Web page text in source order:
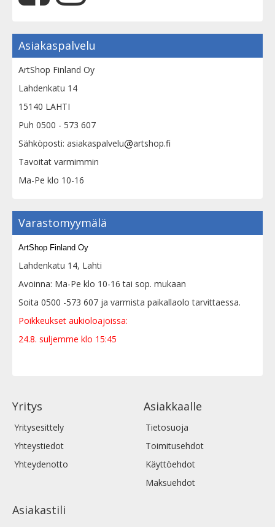
Asiakaspalvelu
ArtShop Finland Oy
Lahdenkatu 14
15140 LAHTI
Puh 0500 - 573 607
Sähköposti: asiakaspalvelu
artshop.fi
Tavoitat varmimmin
Ma-Pe klo 10-16
Varastomyymälä
ArtShop Finland Oy
Lahdenkatu 14, Lahti
Avoinna: Ma-Pe klo 10-16 tai sop. mukaan
Soita 0500 -573 607 ja varmista paikallaolo tarvittaessa.
Poikkeukset aukioloajoissa:
24.8. suljemme klo 15:45
Yritys
Yritysesittely
Yhteystiedot
Yhteydenotto
Asiakkaalle
Tietosuoja
Toimitusehdot
Käyttöehdot
Maksuehdot
Asiakastili